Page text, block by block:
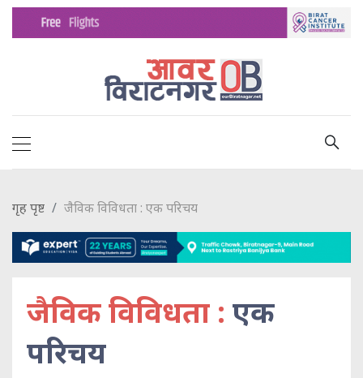
गृह पृष्ट जैविक विविधता : एक परिचय
जैविक विविधता : एक
परिचय